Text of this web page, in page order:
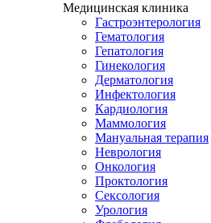
Медицинская клиника
Гастроэнтерология
Гематология
Гепатология
Гинекология
Дерматология
Инфектология
Кардиология
Маммология
Мануальная терапия
Неврология
Онкология
Проктология
Сексология
Урология